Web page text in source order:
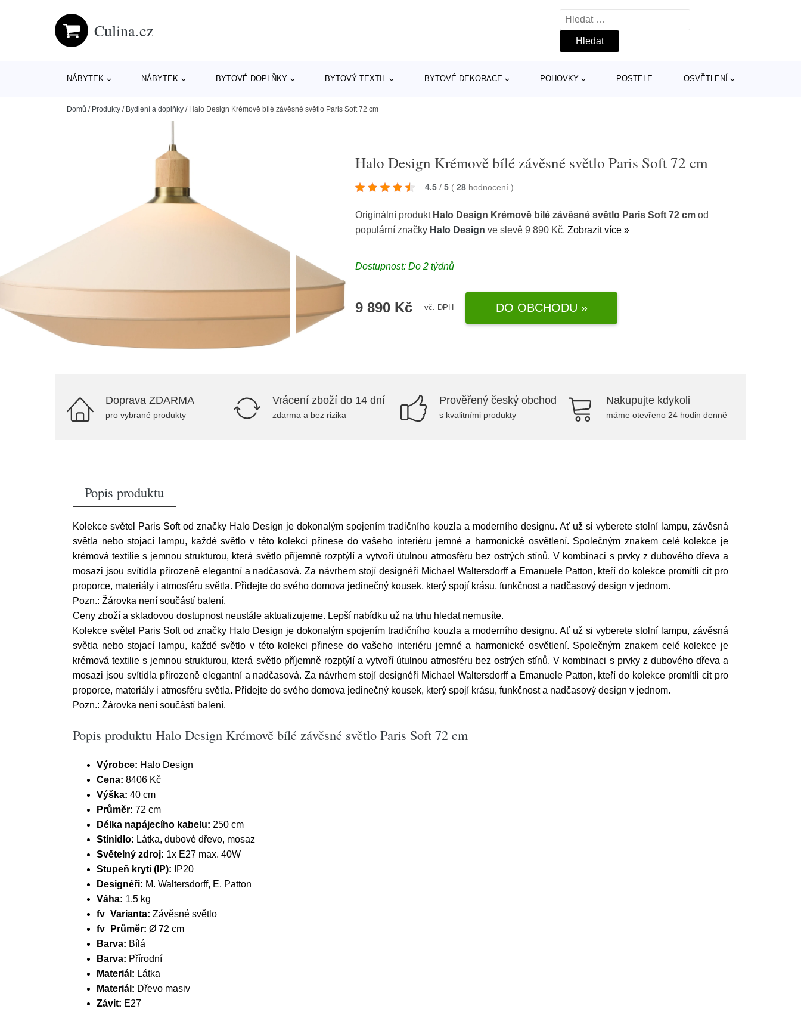
Culina.cz
Vyhledávání
NÁBYTEK NÁBYTEK BYTOVÉ DOPLŇKY BYTOVÝ TEXTIL BYTOVÉ DEKORACE POHOVKY POSTELE OSVĚTLENÍ
Domů / Produkty / Bydlení a doplňky / Halo Design Krémově bílé závěsné světlo Paris Soft 72 cm
Halo Design Krémově bílé závěsné světlo Paris Soft 72 cm
4.5 / 5 ( 28 hodnocení)
Originální produkt Halo Design Krémově bílé závěsné světlo Paris Soft 72 cm od
populární značky Halo Design ve slevě 9 890 Kč.Zobrazit více »
Dostupnost: Do 2 týdnů
9 890 Kč vč. DPH DO OBCHODU »
Doprava ZDARMA
pro vybrané produkty
Vrácení zboží do 14 dní
zdarma a bez rizika
Prověřený český obchod
s kvalitními produkty
Nakupujte kdykoli
máme otevřeno 24 hodin denně
Popis produktu
Kolekce světel Paris Soft od značky Halo Design je dokonalým spojením tradičního kouzla a moderního designu. Ať už si vyberete stolní lampu, závěsná
světla nebo stojací lampu, každé světlo v této kolekci přinese do vašeho interiéru jemné a harmonické osvětlení. Společným znakem celé kolekce je
krémová textilie s jemnou strukturou, která světlo příjemně rozptýlí a vytvoří útulnou atmosféru bez ostrých stínů. V kombinaci s prvky z dubového dřeva a
mosazi jsou svítidla přirozeně elegantní a nadčasová. Za návrhem stojí designéři Michael Waltersdorff a Emanuele Patton, kteří do kolekce promítli cit pro
proporce, materiály i atmosféru světla. Přidejte do svého domova jedinečný kousek, který spojí krásu, funkčnost a nadčasový design v jednom.
Pozn.: Žárovka není součástí balení.
Ceny zboží a skladovou dostupnost neustále aktualizujeme. Lepší nabídku už na trhu hledat nemusíte.
Kolekce světel Paris Soft od značky Halo Design je dokonalým spojením tradičního kouzla a moderního designu. Ať už si vyberete stolní lampu, závěsná
světla nebo stojací lampu, každé světlo v této kolekci přinese do vašeho interiéru jemné a harmonické osvětlení. Společným znakem celé kolekce je
krémová textilie s jemnou strukturou, která světlo příjemně rozptýlí a vytvoří útulnou atmosféru bez ostrých stínů. V kombinaci s prvky z dubového dřeva a
mosazi jsou svítidla přirozeně elegantní a nadčasová. Za návrhem stojí designéři Michael Waltersdorff a Emanuele Patton, kteří do kolekce promítli cit pro
proporce, materiály i atmosféru světla. Přidejte do svého domova jedinečný kousek, který spojí krásu, funkčnost a nadčasový design v jednom.
Pozn.: Žárovka není součástí balení.
Popis produktu Halo Design Krémově bílé závěsné světlo Paris Soft 72 cm
Výrobce: Halo Design
Cena: 8406 Kč
Výška: 40 cm
Průměr: 72 cm
Délka napájecího kabelu: 250 cm
Stínidlo: Látka, dubové dřevo, mosaz
Světelný zdroj: 1x E27 max. 40W
Stupeň krytí (IP):
IP20
Designéři: M. Waltersdorff, E. Patton
Váha: 1,5 kg
fv_Varianta: Závěsné světlo
fv_Průměr: Ø 72 cm
Barva: Bílá
Barva: Přírodní
Materiál: Látka
Materiál: Dřevo masiv
Závit: E27